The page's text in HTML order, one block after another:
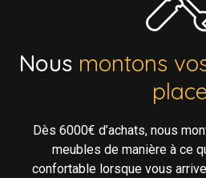
Nous montons
place
Dès 6000€ d’achats, nous
meubles de manière à ce
confortable lorsque vous